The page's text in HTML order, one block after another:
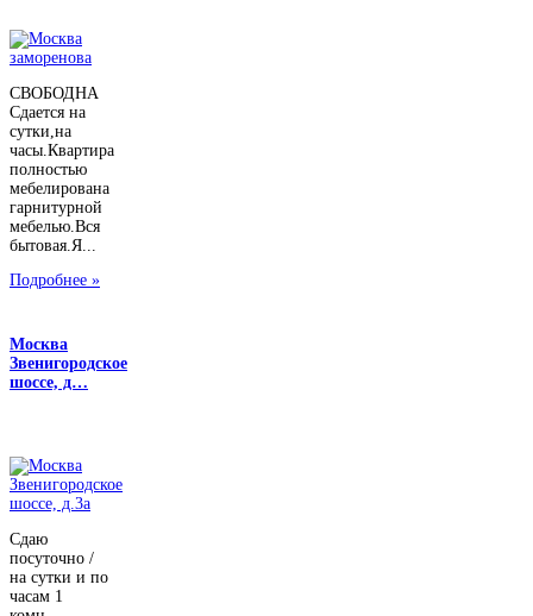
СВОБОДНА
Сдается на
сутки,на
часы.Квартира
полностью
мебелирована
гарнитурной
мебелью.Вся
бытовая.Я...
Подробнее »
Москва
Звенигородское
шоссе, д…
Сдаю
посуточно /
на сутки и по
часам 1